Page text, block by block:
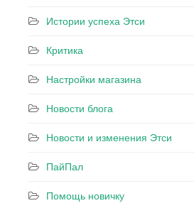
Истории успеха Этси
Критика
Настройки магазина
Новости блога
Новости и изменения Этси
ПайПал
Помощь новичку